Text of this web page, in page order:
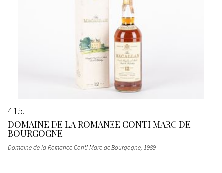
415
DOMAINE DE LA ROMANEE CONTI MARC DE
BOURGOGNE
Domaine de la Romanee Conti Marc de Bourgogne, 1989